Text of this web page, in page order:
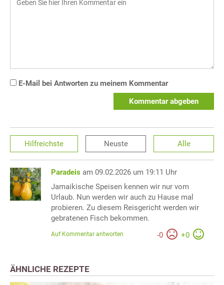
E-Mail bei Antworten zu meinem Kommentar
Kommentar abgeben
Hilfreichste Neuste Alle
Paradeis am 09.02.2026 um 19:11 Uhr
Jamaikische Speisen kennen wir nur vom
Urlaub. Nun werden wir auch zu Hause mal
probieren. Zu diesem Reisgericht werden wir
gebratenen Fisch bekommen.
-0 +0
Auf Kommentar antworten
ÄHNLICHE REZEPTE